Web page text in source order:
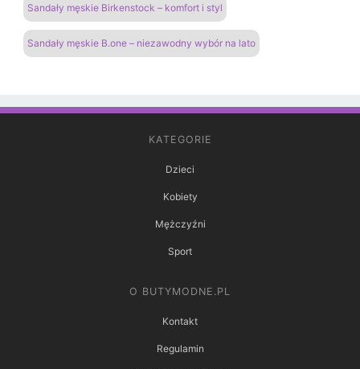
Sandały męskie Birkenstock – komfort i styl
Sandały męskie B.one – niezawodny wybór na lato
KATEGORIE
Dzieci
Kobiety
Mężczyźni
Sport
O BUTYMODNE.PL
Kontakt
Regulamin